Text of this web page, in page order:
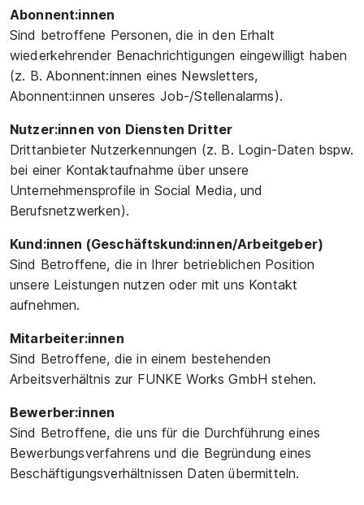
Abonnent:innen
Sind betroffene Personen, die in den Erhalt
wiederkehrender Benachrichtigungen eingewilligt haben
(z. B. Abonnent:innen eines Newsletters,
Abonnent:innen unseres Job-/Stellenalarms).
Nutzer:innen von Diensten Dritter
Drittanbieter Nutzerkennungen (z. B. Login-Daten bspw.
bei einer Kontaktaufnahme über unsere
Unternehmensprofile in Social Media, und
Berufsnetzwerken).
Kund:innen (Geschäftskund:innen/Arbeitgeber)
Sind Betroffene, die in Ihrer betrieblichen Position
unsere Leistungen nutzen oder mit uns Kontakt
aufnehmen.
Mitarbeiter:innen
Sind Betroffene, die in einem bestehenden
Arbeitsverhältnis zur FUNKE Works GmbH stehen.
Bewerber:innen
Sind Betroffene, die uns für die Durchführung eines
Bewerbungsverfahrens und die Begründung eines
Beschäftigungsverhältnissen Daten übermitteln.